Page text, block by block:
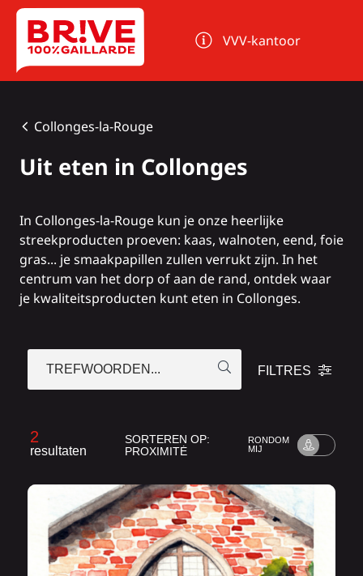
Cookies beheer paneel
VVV-kantoor
Collonges-la-Rouge
Uit eten in Collonges
In Collonges-la-Rouge kun je onze heerlijke
streekproducten proeven: kaas, walnoten, eend, foie
gras... je smaakpapillen zullen verrukt zijn. In het
centrum van het dorp of aan de rand, ontdek waar
je kwaliteitsproducten kunt eten in Collonges.
TREFWOORDEN... FILTRES
2
resultaten
SORTEREN OP:
PROXIMITÉ
RONDOM
MIJ